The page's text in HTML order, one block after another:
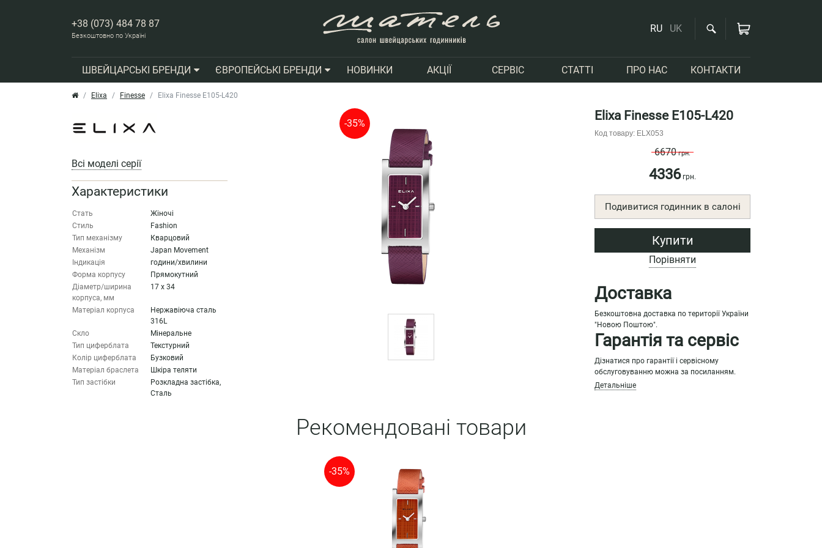
+38 (073) 484 78 87
Безкоштовно по Україні
RU UK
ШВЕЙЦАРСЬКІ БРЕНДИ ЄВРОПЕЙСЬКІ БРЕНДИ НОВИНКИ АКЦІЇ СЕРВІС СТАТТІ ПРО НАС КОНТАКТИ
Elixa Finesse Elixa Finesse E105-L420
Всі моделі серії
Характеристики
Стать
Жіночі
Стиль
Fashion
Тип механізму
Кварцовий
Механізм
Japan Movement
Індикація
години/хвилини
Форма корпусу
Прямокутний
Діаметр/ширина
корпуса, мм
17 x 34
Матеріал корпуса
Нержавіюча сталь
316L
Скло
Мінеральне
Тип циферблата
Текстурний
Колір циферблата
Бузковий
Матеріал браслета
Шкіра теляти
Тип застібки
Розкладна застібка,
Сталь
-35%
Elixa Finesse E105-L420
Код товару: ELX053
6670грн.
4336грн.
Подивитися годинник в салоні
Купити
Порівняти
Доставка
Безкоштовна доставка по території України
"Новою Поштою".
Гарантія та сервіс
Дізнатися про гарантії і сервісному
обслуговуванню можна за посиланням.
Детальніше
Рекомендовані товари
-35%